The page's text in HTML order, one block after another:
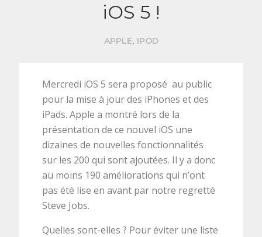
iOS 5 !
APPLE, IPOD
Mercredi iOS 5 sera proposé au public
pour la mise à jour des iPhones et des
iPads. Apple a montré lors de la
présentation de ce nouvel iOS une
dizaines de nouvelles fonctionnalités
sur les 200 qui sont ajoutées. Il y a donc
au moins 190 améliorations qui n’ont
pas été lise en avant par notre regretté
Steve Jobs.
Quelles sont-elles ? Pour éviter une liste